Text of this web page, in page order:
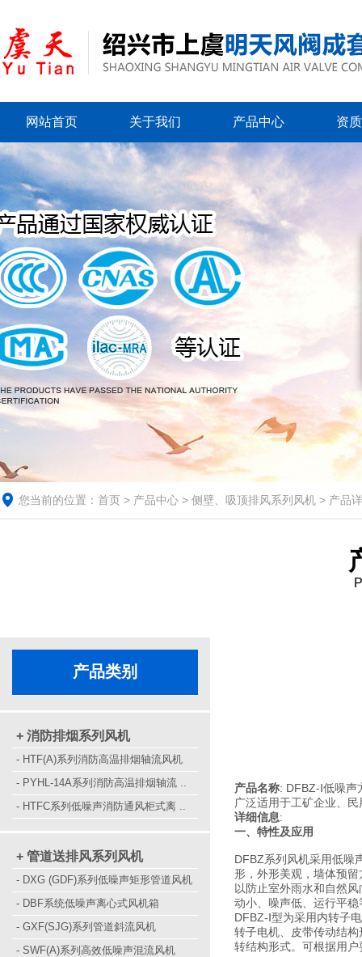
网站首页 关于我们 产品中心 资
您当前的位置： 首页 > 产品中心 > 侧壁、吸顶排风系列风机 > 产品
产品类别
+ 消防排烟系列风机
- HTF(A)系列消防高温排烟轴流风机
- PYHL-14A系列消防高温排烟轴流 ..
- HTFC系列低噪声消防通风柜式离 ..
+ 管道送排风系列风机
- DXG (GDF)系列低噪声矩形管道风机
- DBF系统低噪声离心式风机箱
- GXF(SJG)系列管道斜流风机
- SWF(A)系列高效低噪声混流风机
产品名称: DFBZ-Ⅰ低噪
广泛适用于工矿企业、
详细信息:
一、特性及应用
DFBZ系列风机采用低噪
形，外形美观，墙体预
以防止室外雨水和自然
动小、噪声低、运行平稳
DFBZ-Ⅰ型为采用内转子
转子电机、皮带传动结
转结构形式。可根据用